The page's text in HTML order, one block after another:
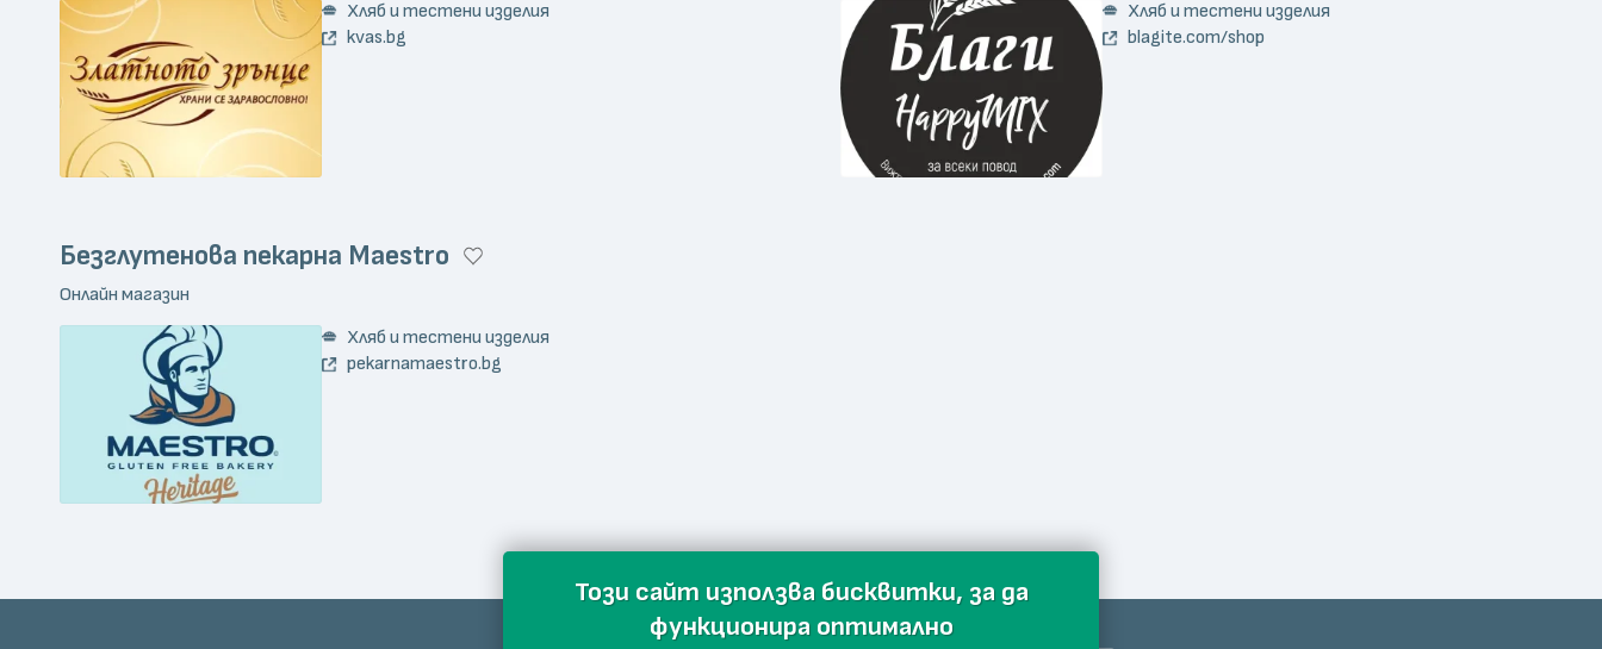
Хляб и тестени изделия
kvas.bg
Хляб и тестени изделия
blagite.com/shop
Безглутенова пекарна Maestro
Онлайн магазин
Хляб и тестени изделия
pekarnamaestro.bg
Този сайт използва бисквитки, за да
функционира оптимално